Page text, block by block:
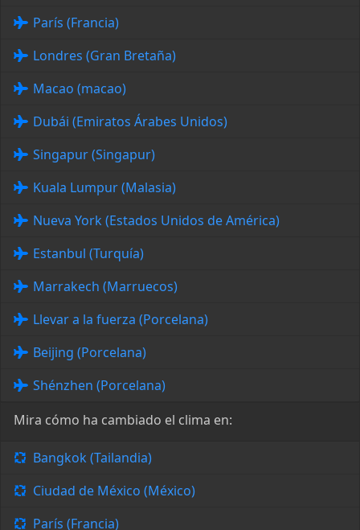
París (Francia)
Londres (Gran Bretaña)
Macao (macao)
Dubái (Emiratos Árabes Unidos)
Singapur (Singapur)
Kuala Lumpur (Malasia)
Nueva York (Estados Unidos de América)
Estanbul (Turquía)
Marrakech (Marruecos)
Llevar a la fuerza (Porcelana)
Beijing (Porcelana)
Shénzhen (Porcelana)
Mira cómo ha cambiado el clima en:
Bangkok (Tailandia)
Ciudad de México (México)
París (Francia)